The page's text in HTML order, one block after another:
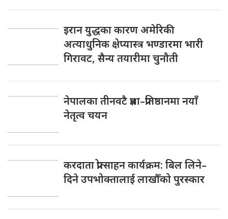
इरान युद्धका कारण अमेरिकी
अत्याधुनिक क्षेप्यास्त्र भण्डारमा भारी
गिरावट, सैन्य तयारीमा चुनौती
नेपालका तीनवटै प्रज्ञा–प्रतिष्ठानमा नयाँ
नेतृत्व चयन
करदाता प्रोत्साहन कार्यक्रम: बिल लिने–
दिने उपभोक्तालाई लाखौँको पुरस्कार